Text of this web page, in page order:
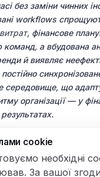
без заміни чинних
workflows
витрат, фінансове
команд, а вбудована
й виявляє
середовище, що
організації — у
cookie
необхідні
За вашої